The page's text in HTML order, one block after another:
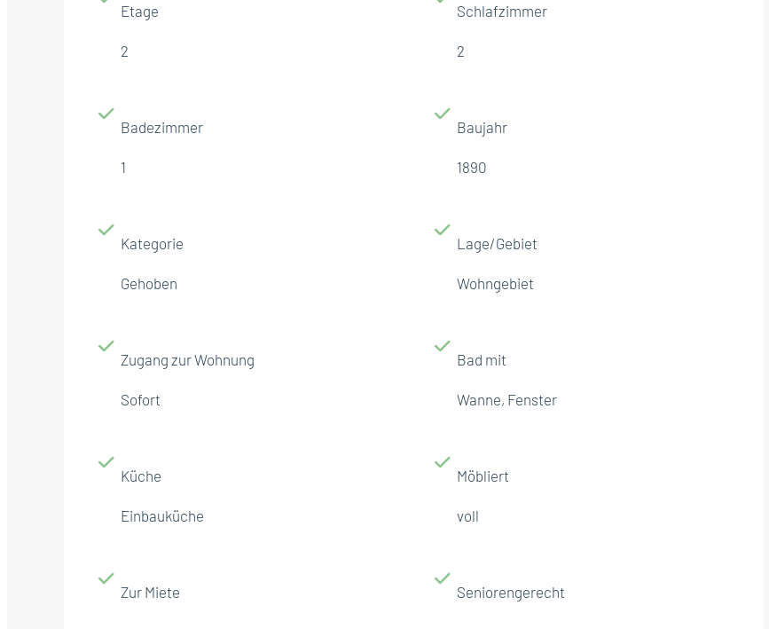
Etage
2
Schlafzimmer
2
Badezimmer
1
Baujahr
1890
Kategorie
Gehoben
Lage/Gebiet
Wohngebiet
Zugang zur Wohnung
Sofort
Bad mit
Wanne, Fenster
Küche
Einbauküche
Möbliert
voll
Zur Miete Seniorengerecht